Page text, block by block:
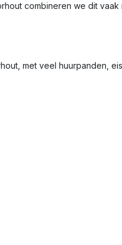
combineren we dit
met veel huurpanden,